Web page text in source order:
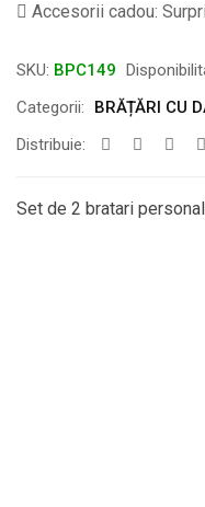
Accesorii cadou:
SKU: BPC149
Categorii:
BRĂȚĂRI CU
Distribuie:
Set de 2 bratari